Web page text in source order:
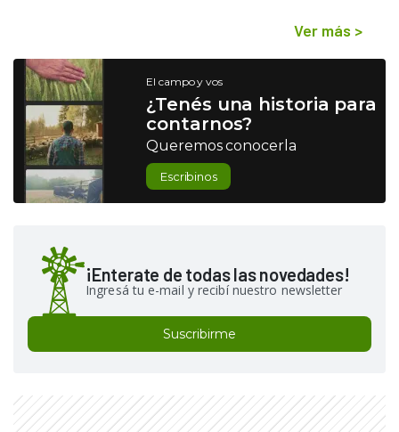
Ver más >
El campo y vos
¿Tenés una historia para
contarnos?
Queremos conocerla
Escribinos
¡Enterate de todas las novedades!
Ingresá tu e-mail y recibí nuestro newsletter
Suscribirme